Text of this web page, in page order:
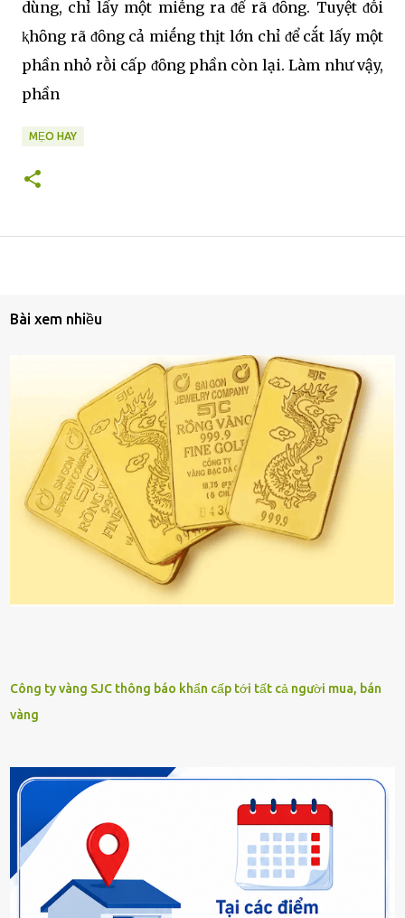
dùng, chỉ lấy một miḗng ra ᵭể rã ᵭȏng. Tuyệt ᵭṓi
ⱪhȏng rã ᵭȏng cả miḗng thịt lớn chỉ ᵭể cắt lấy một
phần nhỏ rṑi cấp ᵭȏng phần còn lại. Làm như vậy,
phần
MẸO HAY
Bài xem nhiều
Công ty vàng SJC thông báo khẩn cấp tới tất cả người mua, bán
vàng